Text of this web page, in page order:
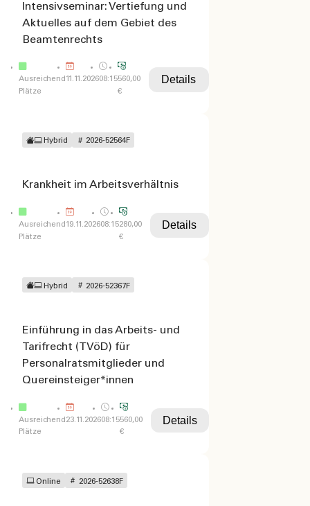
Intensivseminar: Vertiefung und
Aktuelles auf dem Gebiet des
Beamtenrechts
Ausreichend
Plätze
11.11.202608:15560,00
€
Details
Hybrid 2026-52564F
Krankheit im Arbeitsverhältnis
Ausreichend
Plätze
19.11.202608:15280,00
€
Details
Hybrid 2026-52367F
Einführung in das Arbeits- und
Tarifrecht (TVöD) für
Personalratsmitglieder und
Quereinsteiger*innen
Ausreichend
Plätze
23.11.202608:15560,00
€
Details
Online 2026-52638F